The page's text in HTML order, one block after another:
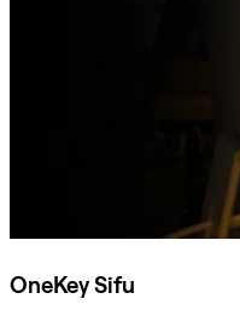
OneKey Sifu